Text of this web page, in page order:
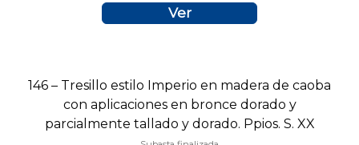
Ver
146 – Tresillo estilo Imperio en madera de caoba
con aplicaciones en bronce dorado y
parcialmente tallado y dorado. Ppios. S. XX